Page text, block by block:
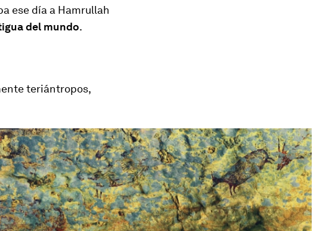
ese día a Hamrullah
del mundo.
teriántropos,